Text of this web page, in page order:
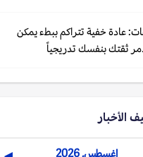
عادة خفية تتراكم ببطء يمكن
ثقتك بنفسك تدريجياً
الأخبار
اغسطس, 2026